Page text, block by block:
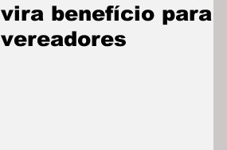
vira benefício para
vereadores